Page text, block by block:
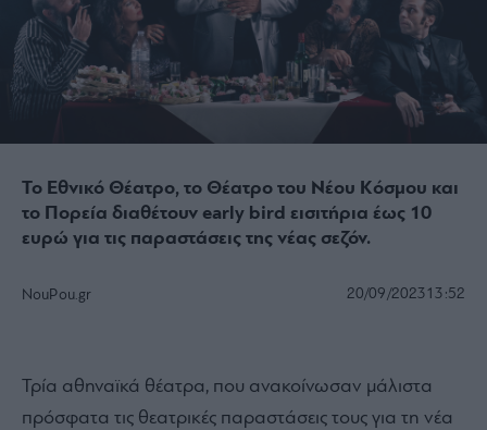
Το Εθνικό Θέατρο, το Θέατρο του Νέου Κόσμου και
το Πορεία διαθέτουν early bird εισιτήρια έως 10
ευρώ για τις παραστάσεις της νέας σεζόν.
NouPou.gr 20/09/202313:52
Τρία αθηναϊκά θέατρα, που ανακοίνωσαν μάλιστα
πρόσφατα τις θεατρικές παραστάσεις τους για τη νέα